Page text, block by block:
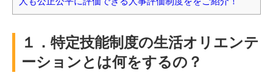
１．特定技能制度の生活オリエンテ
ーションとは何をするの？